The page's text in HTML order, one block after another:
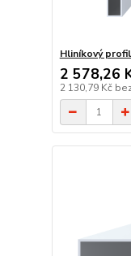
Hliníkový
2 578,26
2 130,79 Kč